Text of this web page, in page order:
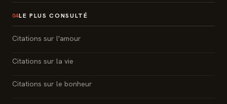
04LE PLUS CONSULTÉ
Citations sur l'amour
Citations sur la vie
Citations sur le bonheur